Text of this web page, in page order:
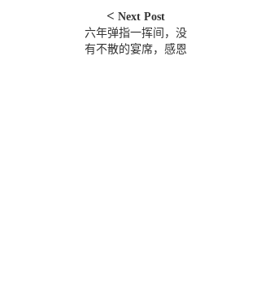
Next Post
六年弹指一挥间，没
有不散的宴席，感恩